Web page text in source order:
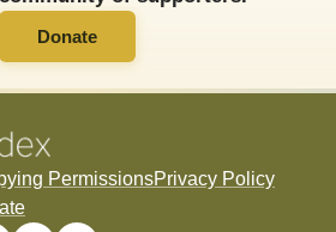
Donate
PermissionsPrivacy Policy